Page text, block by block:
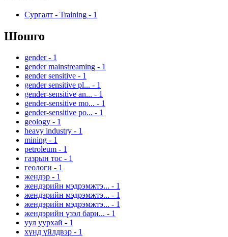
Сургалт - Training - 1
Шошго
gender - 1
gender mainstreaming - 1
gender sensitive - 1
gender sensitive pl... - 1
gender-sensitive an... - 1
gender-sensitive mo... - 1
gender-sensitive po... - 1
geology - 1
heavy industry - 1
mining - 1
petroleum - 1
газрын тос - 1
геологи - 1
жендэр - 1
жендэрийн мэдрэмжтэ... - 1
жендэрийн мэдрэмжтэ... - 1
жендэрийн мэдрэмжтэ... - 1
жендэрийн үзэл бари... - 1
уул уурхай - 1
хүнд үйлдвэр - 1